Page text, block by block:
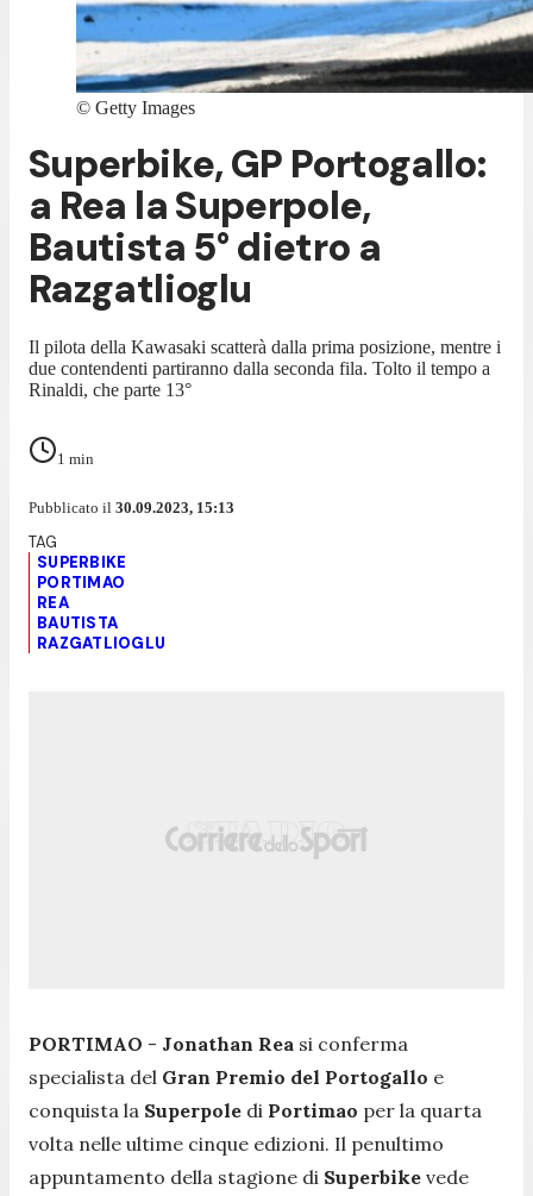
© Getty Images
Superbike, GP Portogallo:
a Rea la Superpole,
Bautista 5° dietro a
Razgatlioglu
Il pilota della Kawasaki scatterà dalla prima posizione, mentre i
due contendenti partiranno dalla seconda fila. Tolto il tempo a
Rinaldi, che parte 13°
1 min
Pubblicato il 30.09.2023, 15:13
SUPERBIKE
PORTIMAO
REA
BAUTISTA
RAZGATLIOGLU
PORTIMAO - Jonathan Rea si conferma
specialista del Gran Premio del Portogallo e
conquista la Superpole di Portimao per la quarta
volta nelle ultime cinque edizioni. Il penultimo
appuntamento della stagione di Superbike vede